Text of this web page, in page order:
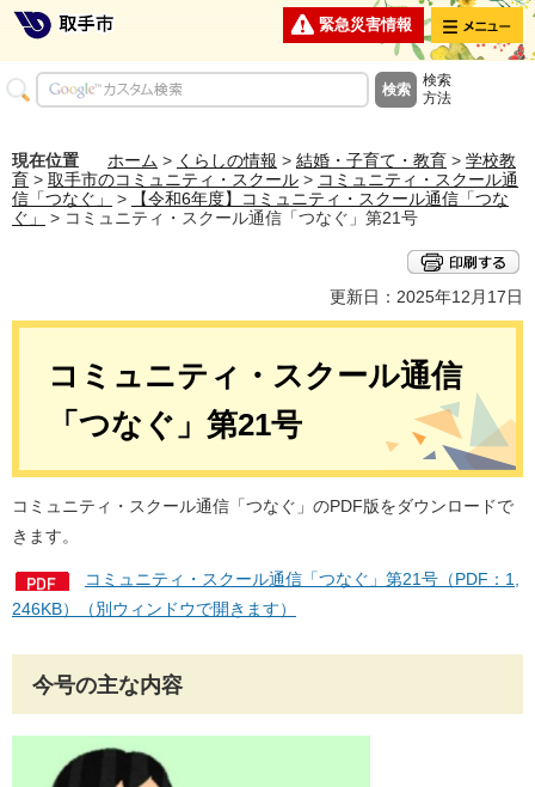
緊急災害情報 メニュー
検索
方法
現在位置 ホーム > くらしの情報 > 結婚・子育て・教育 > 学校教
育 > 取手市のコミュニティ・スクール > コミュニティ・スクール通
信「つなぐ」
>
【令和6年度】コミュニティ・スクール通信「つな
ぐ」
> コミュニティ・スクール通信「つなぐ」第21号
更新日：2025年12月17日
コミュニティ・スクール通信
「つなぐ」第21号
コミュニティ・スクール通信「つなぐ」のPDF版をダウンロードで
きます。
コミュニティ・スクール通信「つなぐ」第21号（PDF：1,
246KB）（別ウィンドウで開きます）
今号の主な内容